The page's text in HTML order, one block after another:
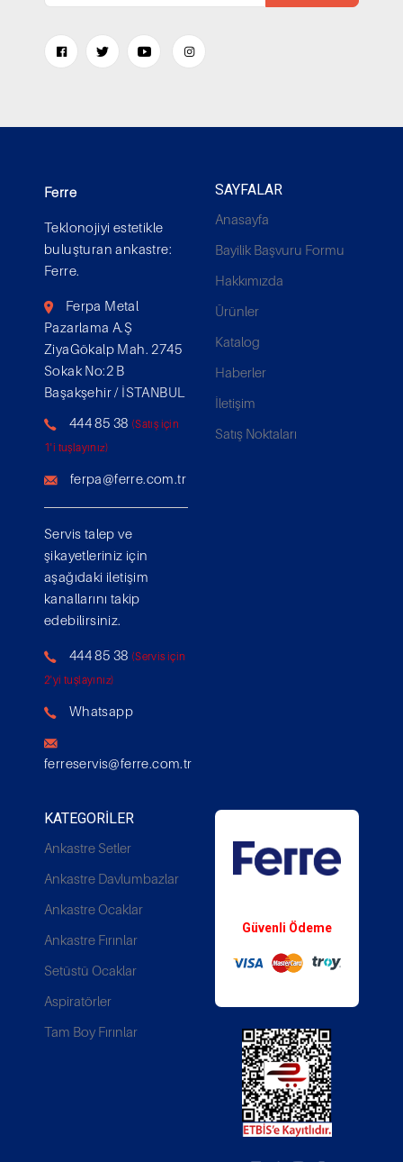
Ferre
Teklonojiyi estetikle
buluşturan ankastre:
Ferre.
Ferpa Metal
Pazarlama A.Ş
ZiyaGökalp Mah. 2745
Sokak No:2 B
Başakşehir / İSTANBUL
444 85 38 (Satış için
1'i tuşlayınız)
ferpa@ferre.com.tr
Servis talep ve
şikayetleriniz için
aşağıdaki iletişim
kanallarını takip
edebilirsiniz.
444 85 38 (Servis için
2'yi tuşlayınız)
Whatsapp
ferreservis@ferre.com.tr
SAYFALAR
Anasayfa
Bayilik Başvuru Formu
Hakkımızda
Ürünler
Katalog
Haberler
İletişim
Satış Noktaları
KATEGORILER
Ankastre Setler
Ankastre Davlumbazlar
Ankastre Ocaklar
Ankastre Fırınlar
Setüstü Ocaklar
Aspiratörler
Tam Boy Fırınlar
Güvenli Ödeme